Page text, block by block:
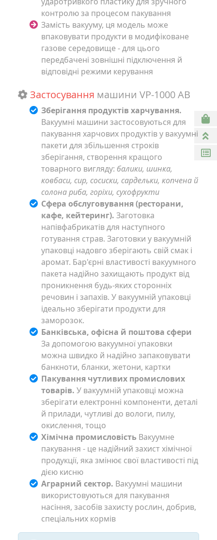
контролю за процесом пакування
Замість вакууму, ця модель може
впаковувати продукти в модифіковане
газове середовище - для цього
передбачені зовнішні підключення й
відповідні режими керування
Застосування машини VP-1000 AB
Зберігання продуктів харчування.
Вакуумні машини застосовуються для
пакування харчових продуктів у вакуумні
пакети для збільшення строків
зберігання, створення кращого
товарного вигляду: балики, шинка,
ковбаси, сир, сосиски, сардельки, копчена й
солона риба, горіхи, сухофрукти
Сфера обслуговування (ресторани,
кафе, кейтеринг). Заготовка
напівфабрикатів для наступного
готування страв. Заготовки у вакуумній
упаковці надовго зберігають свій смак і
аромат. Бар'єрні властивості вакуумного
пакета надійно захищають продукт від
проникнення будь-яких сторонніх
речовин і запахів. У вакуумній упаковці
ідеально зберігати продукти для
заморозок.
Банківська, офісна й поштова сфери
За допомогою вакуумної упаковки
можна швидко й надійно запаковувати
банкноти, бланки, жетони, картки
Пакування чутливих промислових
товарів. У вакуумній упаковці можна
зберігати електронні компоненти, деталі
й прилади, чутливі до вологи, пилу,
окислення, тощо
Хімічна промисловість Вакуумне
пакування - це надійний захист хімічної
продукції, яка змінює свої властивості під
дією кисню
Аграрний сектор. Вакуумні машини
використовуються для пакування
насіння, засобів захисту рослин, добрив,
спеціальних кормів